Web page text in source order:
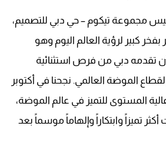
مجموعة تيكوم – حي دبي للتصميم،
كبير لرؤية العالم اليوم وهو
تقدمه دبي من فرص استثنائية
الموضة العالمي. نجحنا في أكتوبر
المستوى للتميز في عالم الموضة،
تميزاً وابتكاراً وإلهاماً موسماً بعد